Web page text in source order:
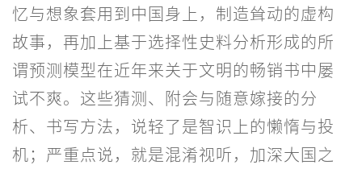
忆与想象套用到中国身上，制造耸动的虚构
故事，再加上基于选择性史料分析形成的所
谓预测模型在近年来关于文明的畅销书中屡
试不爽。这些猜测、附会与随意嫁接的分
析、书写方法，说轻了是智识上的懒惰与投
机；严重点说，就是混淆视听，加深大国之